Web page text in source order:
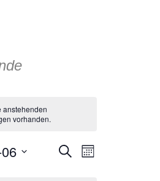
anstehenden
vorhanden.
Veranstaltungen
Suche
Suche
Ansichten-
Monat